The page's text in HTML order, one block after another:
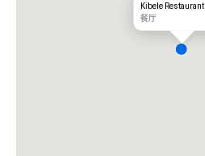
Kibele Restaurant
餐厅